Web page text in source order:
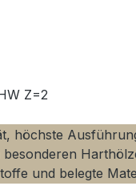
Z=2
höchste
und belegte